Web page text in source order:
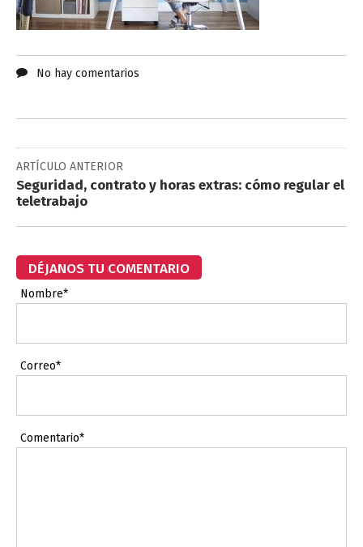
No hay comentarios
ARTÍCULO ANTERIOR
Seguridad, contrato y horas extras: cómo regular el
teletrabajo
DÉJANOS TU COMENTARIO
Nombre*
Correo*
Comentario*